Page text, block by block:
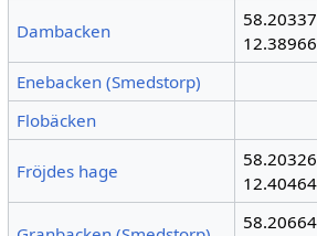
Dambacken
12.38966
Enebacken (Smedstorp)
Flobäcken
Fröjdes hage